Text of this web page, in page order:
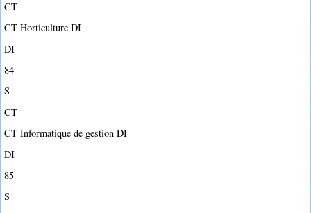
CT
CT Horticulture DI
DI
84
S
CT
CT Informatique de gestion DI
DI
85
S